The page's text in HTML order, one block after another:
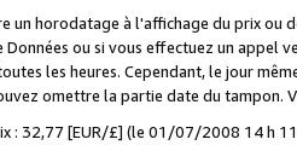
un horodatage à l'affichage du prix
ou si vous effectuez un appel
les heures. Cependant, le jour
omettre la partie date du tampon.
: 32,77 [EUR/£] (le 01/07/2008 14 h